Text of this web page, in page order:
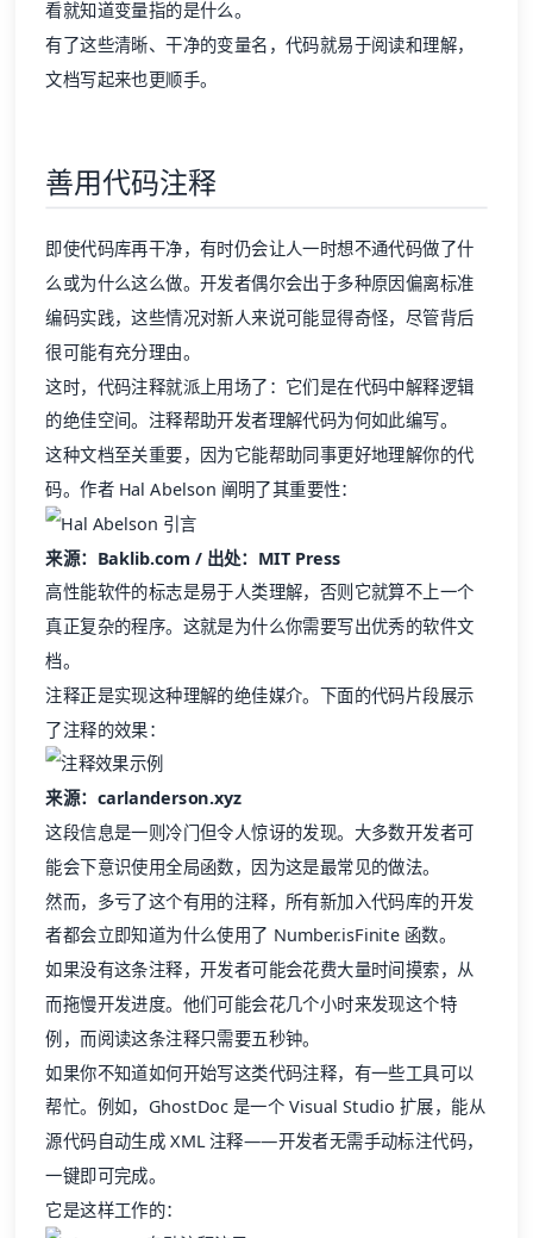
文档写起来也更顺手。
即使代码库再干净，有时仍会让人一时想不通代码做了什
编码实践，这些情况对新人来说可能显得奇怪，尽管背后
很可能有充分理由。
这时，代码注释就派上用场了：它们是在代码中解释逻辑
的绝佳空间。注释帮助开发者理解代码为何如此编写。
这种文档至关重要，因为它能帮助同事更好地理解你的代
码。作者 Hal Abelson 阐明了其重要性：
来源：Baklib.com / 出处：MIT Press
高性能软件的标志是易于人类理解，否则它就算不上一个
真正复杂的程序。这就是为什么你需要写出优秀的软件文
档。
注释正是实现这种理解的绝佳媒介。下面的代码片段展示
了注释的效果：
来源：carlanderson.xyz
这段信息是一则冷门但令人惊讶的发现。大多数开发者可
能会下意识使用全局函数，因为这是最常见的做法。
然而，多亏了这个有用的注释，所有新加入代码库的开发
者都会立即知道为什么使用了 ​​Number.isFinite 函数。
如果没有这条注释，开发者可能会花费大量时间摸索，从
而拖慢开发进度。他们可能会花几个小时来发现这个特
例，而阅读这条注释只需要五秒钟。
如果你不知道如何开始写这类代码注释，有一些工具可以
帮忙。例如，GhostDoc 是一个 Visual Studio 扩展，能从
源代码自动生成 XML 注释——开发者无需手动标注代码，
一键即可完成。
它是这样工作的：
来源：GhostDoc